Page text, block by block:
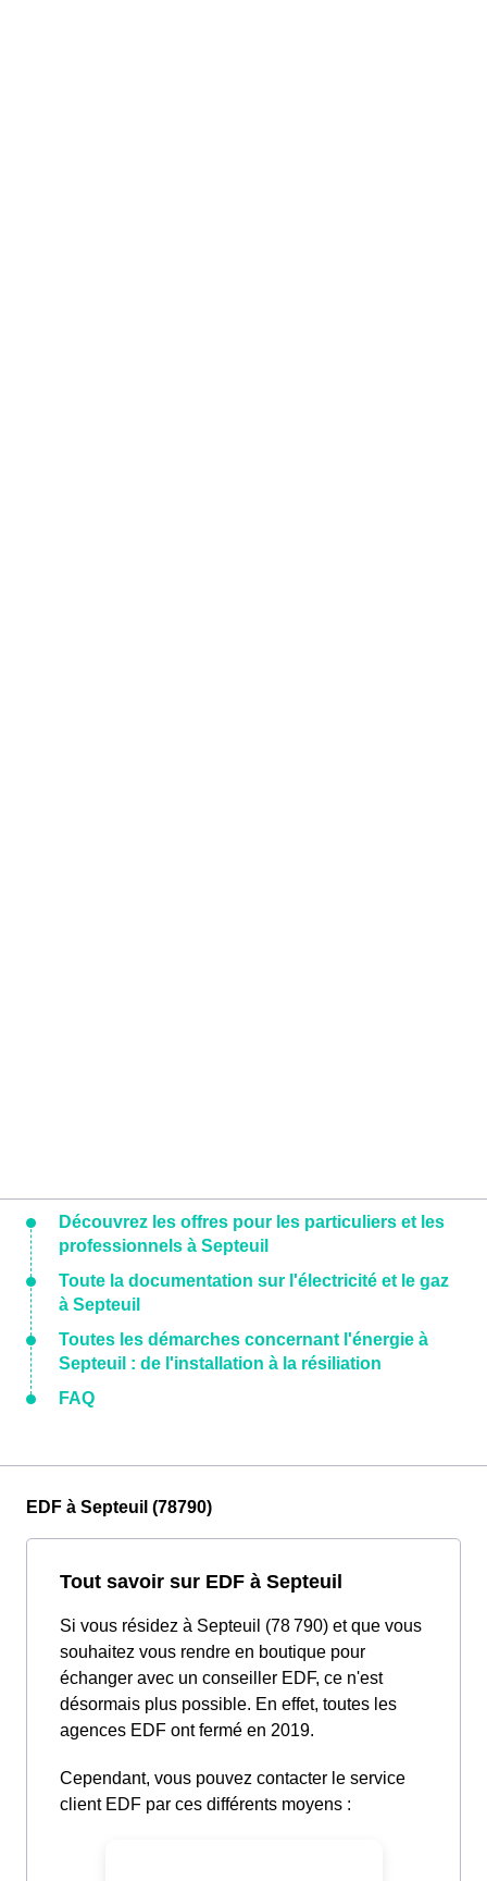
Découvrez les offres pour les particuliers et les
professionnels à Septeuil
Toute la documentation sur l'électricité et le gaz
à Septeuil
Toutes les démarches concernant l'énergie à
Septeuil : de l'installation à la résiliation
FAQ
EDF à Septeuil (78790)
Tout savoir sur EDF à Septeuil
Si vous résidez à Septeuil (78 790) et que vous
souhaitez vous rendre en boutique pour
échanger avec un conseiller EDF, ce n'est
désormais plus possible. En effet, toutes les
agences EDF ont fermé en 2019.
Cependant, vous pouvez contacter le service
client EDF par ces différents moyens :